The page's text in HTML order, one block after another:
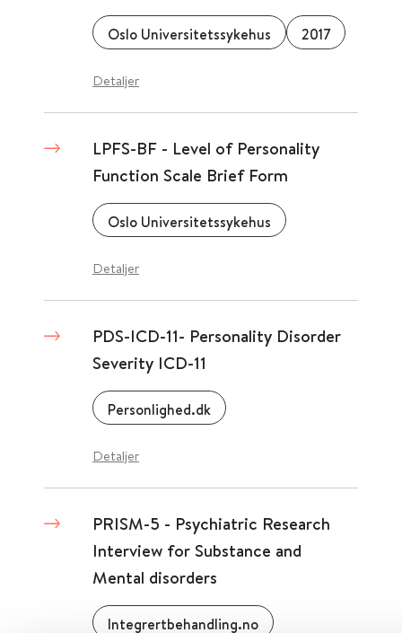
Oslo Universitetssykehus 2017
Detaljer
LPFS-BF - Level of Personality
Function Scale Brief Form
Oslo Universitetssykehus
Detaljer
PDS-ICD-11- Personality Disorder
Severity ICD-11
Personlighed.dk
Detaljer
PRISM-5 - Psychiatric Research
Interview for Substance and
Mental disorders
Integrertbehandling.no